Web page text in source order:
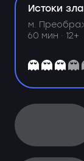
Истоки зла
м.
60 мин · 12+